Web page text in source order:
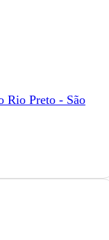
Rio Preto - São